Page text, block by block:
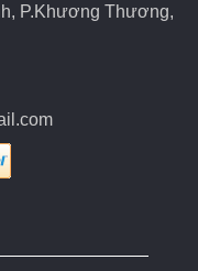
P.Khương Thương,